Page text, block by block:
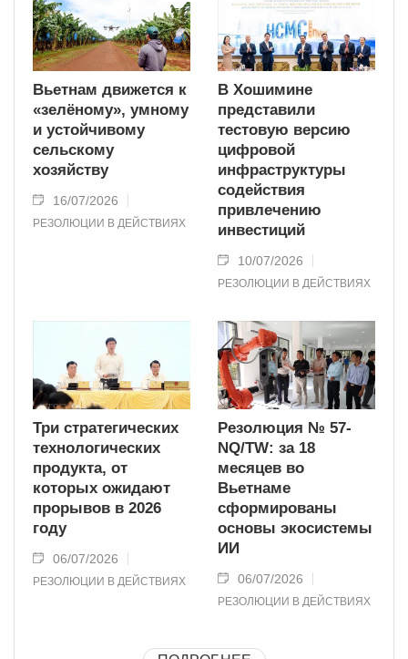
Вьетнам движется к
«зелёному», умному
и устойчивому
сельскому
хозяйству
16/07/2026
РЕЗОЛЮЦИИ В ДЕЙСТВИЯХ
В Хошимине
представили
тестовую версию
цифровой
инфраструктуры
содействия
привлечению
инвестиций
10/07/2026
РЕЗОЛЮЦИИ В ДЕЙСТВИЯХ
Три стратегических
технологических
продукта, от
которых ожидают
прорывов в 2026
году
06/07/2026
РЕЗОЛЮЦИИ В ДЕЙСТВИЯХ
Резолюция № 57-
NQ/TW: за 18
месяцев во
Вьетнаме
сформированы
основы экосистемы
ИИ
06/07/2026
РЕЗОЛЮЦИИ В ДЕЙСТВИЯХ